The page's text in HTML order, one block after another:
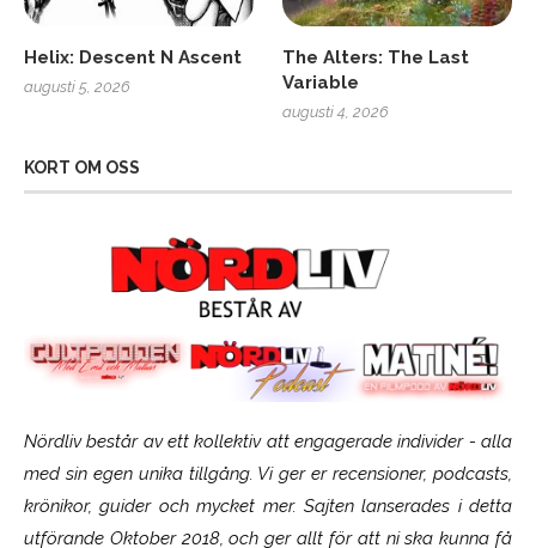
Helix: Descent N Ascent
augusti 5, 2026
The Alters: The Last
Variable
augusti 4, 2026
KORT OM OSS
Nördliv består av ett kollektiv att engagerade individer - alla
med sin egen unika tillgång. Vi ger er recensioner, podcasts,
krönikor, guider och mycket mer. Sajten lanserades i detta
utförande Oktober 2018, och ger allt för att ni ska kunna få